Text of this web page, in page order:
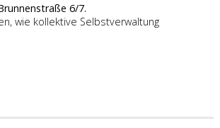
6/7.
wie kollektive Selbstverwaltung